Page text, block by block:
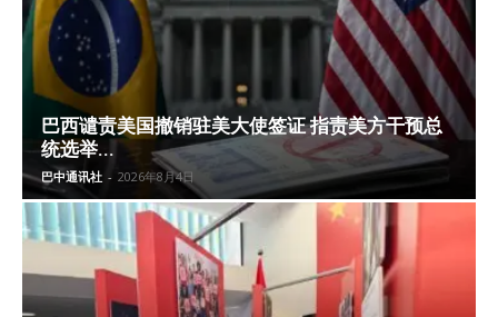
巴西谴责美国撤销驻美大使签证 指责美方干预总
统选举...
巴中通讯社 - 2026年8月4日